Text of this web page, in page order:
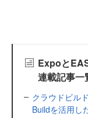
Expoと
連載記事一
クラウドビル
Buildを活用し